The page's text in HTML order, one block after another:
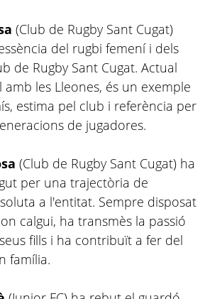
(Club de Rugby Sant Cugat)
del rugbi femení i dels
de Rugby Sant Cugat. Actual
les Lleones, és un exemple
estima pel club i referència per
de jugadores.
(Club de Rugby Sant Cugat) ha
per una trajectòria de
a l'entitat. Sempre disposat
calgui, ha transmès la passió
fills i ha contribuït a fer del
família.